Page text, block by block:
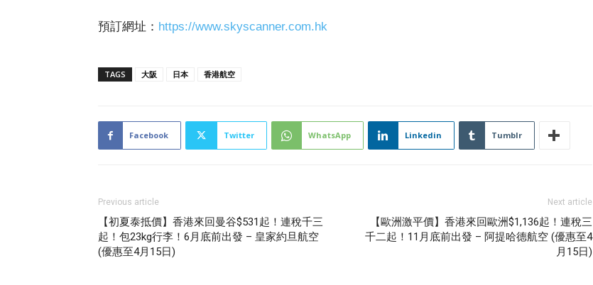
預訂網址： https://www.skyscanner.com.hk
TAGS 大阪 日本 香港航空
Facebook Twitter WhatsApp Linkedin Tumblr
Previous article
【初夏泰抵價】香港來回曼谷$531起！連稅千三
起！包23kg行李！6月底前出發 – 皇家約旦航空
(優惠至4月15日)
Next article
【歐洲激平價】香港來回歐洲$1,136起！連稅三
千二起！11月底前出發 – 阿提哈德航空 (優惠至4
月15日)